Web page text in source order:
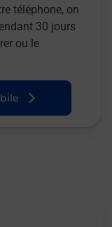
téléphone, on
30 jours
ou le